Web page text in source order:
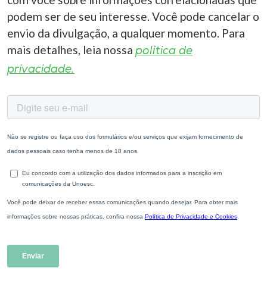
podem ser de seu interesse. Você pode cancelar o
envio da divulgação, a qualquer momento. Para
mais detalhes, leia nossa política de
privacidade.